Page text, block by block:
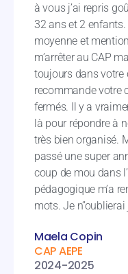
à vous j’ai repris
32 ans et 2 enfants.
moyenne et
m’arrêter au CAP
toujours dans votre
recommande votre
fermés. Il y a
là pour répondre à
très bien organisé.
passé une super
coup de mou dans
pédagogique m’a
mots. Je
Maela Copin
CAP AEPE
2024-2025